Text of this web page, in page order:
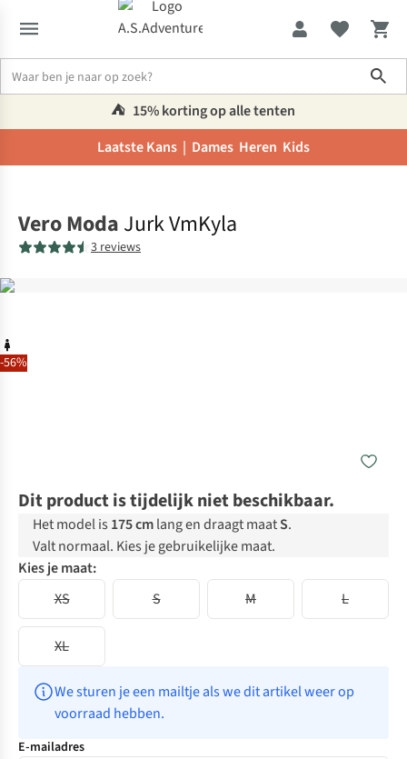
⛺️ 15% korting op alle tenten
Laatste Kans | Dames Heren Kids
-56%
Vero Moda Jurk VmKyla
3 reviews
Dit product is tijdelijk niet beschikbaar.
Het model is 175 cmlang en draagt maatS.
Valt normaal. Kies je gebruikelijke maat.
Kies je maat:
XS
S M L
XL
We sturen je een mailtje als we dit artikel weer op
voorraad hebben.
E-mailadres